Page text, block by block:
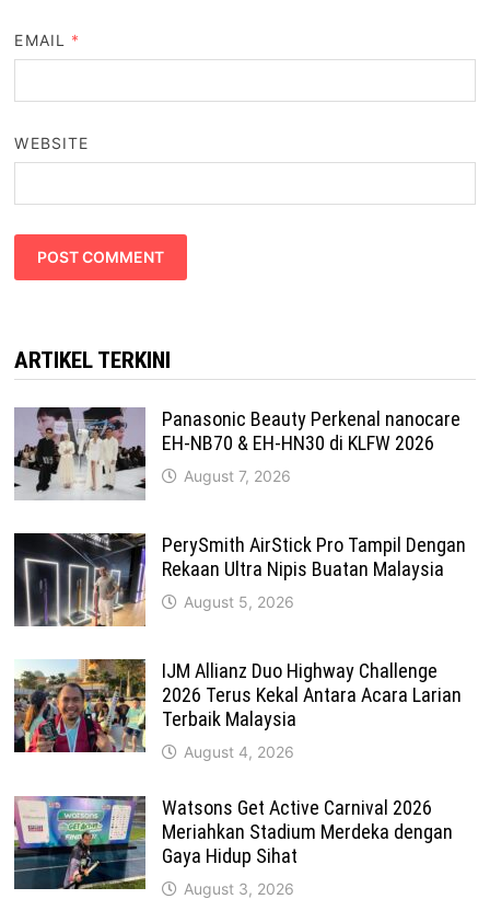
EMAIL *
WEBSITE
ARTIKEL TERKINI
Panasonic Beauty Perkenal nanocare
EH-NB70 & EH-HN30 di KLFW 2026
August 7, 2026
PerySmith AirStick Pro Tampil Dengan
Rekaan Ultra Nipis Buatan Malaysia
August 5, 2026
IJM Allianz Duo Highway Challenge
2026 Terus Kekal Antara Acara Larian
Terbaik Malaysia
August 4, 2026
Watsons Get Active Carnival 2026
Meriahkan Stadium Merdeka dengan
Gaya Hidup Sihat
August 3, 2026